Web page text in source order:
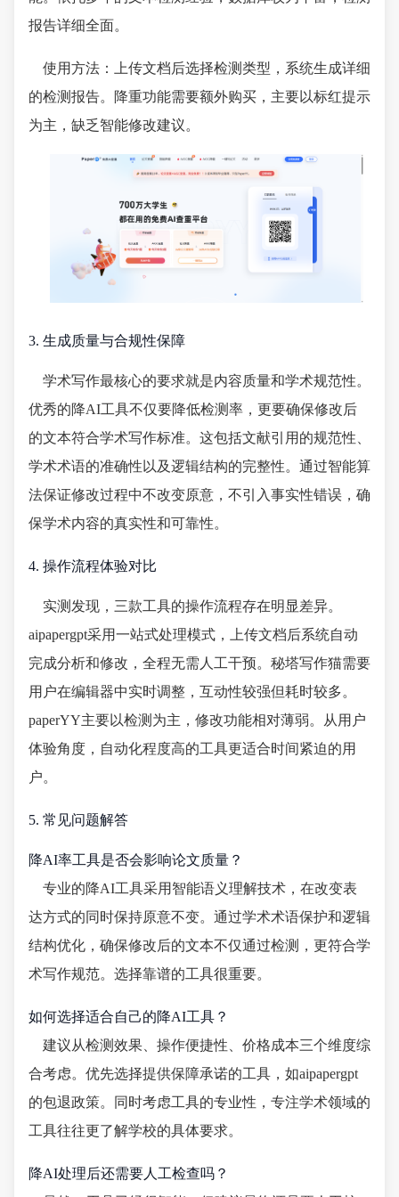
报告详细全面。
使用方法：上传文档后选择检测类型，系统生成详细
的检测报告。降重功能需要额外购买，主要以标红提示
为主，缺乏智能修改建议。
3. 生成质量与合规性保障
学术写作最核心的要求就是内容质量和学术规范性。
优秀的降AI工具不仅要降低检测率，更要确保修改后
的文本符合学术写作标准。这包括文献引用的规范性、
学术术语的准确性以及逻辑结构的完整性。通过智能算
法保证修改过程中不改变原意，不引入事实性错误，确
保学术内容的真实性和可靠性。
4. 操作流程体验对比
实测发现，三款工具的操作流程存在明显差异。
aipapergpt采用一站式处理模式，上传文档后系统自动
完成分析和修改，全程无需人工干预。秘塔写作猫需要
用户在编辑器中实时调整，互动性较强但耗时较多。
paperYY主要以检测为主，修改功能相对薄弱。从用户
体验角度，自动化程度高的工具更适合时间紧迫的用
户。
5. 常见问题解答
降AI率工具是否会影响论文质量？
专业的降AI工具采用智能语义理解技术，在改变表
达方式的同时保持原意不变。通过学术术语保护和逻辑
结构优化，确保修改后的文本不仅通过检测，更符合学
术写作规范。选择靠谱的工具很重要。
如何选择适合自己的降AI工具？
建议从检测效果、操作便捷性、价格成本三个维度综
合考虑。优先选择提供保障承诺的工具，如aipapergpt
的包退政策。同时考虑工具的专业性，专注学术领域的
工具往往更了解学校的具体要求。
降AI处理后还需要人工检查吗？